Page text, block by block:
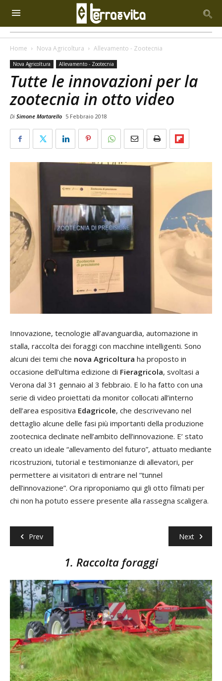
Home Nova Agricoltura Allevamento - Zootecnia
Nova Agricoltura Allevamento - Zootecnia
Tutte le innovazioni per la
zootecnia in otto video
Di Simone Martarello 5 Febbraio 2018
Innovazione, tecnologie all’avanguardia, automazione in
stalla, raccolta dei foraggi con macchine intelligenti. Sono
alcuni dei temi che nova Agricoltura ha proposto in
occasione dell’ultima edizione di Fieragricola, svoltasi a
Verona dal 31 gennaio al 3 febbraio. E lo ha fatto con una
serie di video proiettati da monitor collocati all’interno
dell’area espositiva Edagricole, che descrivevano nel
dettaglio alcune delle fasi più importanti della produzione
zootecnica declinate nell’ambito dell’innovazione. E’ stato
creato un ideale “allevamento del futuro”, attuato mediante
ricostruzioni, tutorial e testimonianze di allevatori, per
permettere ai visitatori di entrare nel “tunnel
dell’innovazione”. Ora riproponiamo qui gli otto filmati per
chi non ha potuto essere presente alla rassegna scaligera.
Prev Next
1. Raccolta foraggi